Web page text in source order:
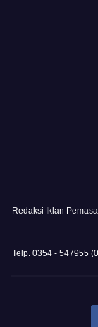
Redaksi Iklan
Telp. 0354 - 547955